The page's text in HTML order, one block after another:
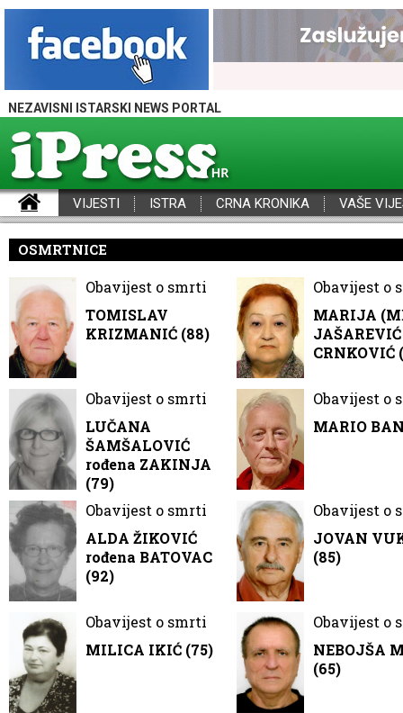
NEZAVISNI ISTARSKI NEWS PORTAL
VIJESTI ISTRA CRNA KRONIKA VAŠE
OSMRTNICE
Obavijest o smrti
TOMISLAV
KRIZMANIĆ (88)
Obavijest o
MARIJA
CRNKOVIĆ
Obavijest o smrti
LUČANA
ŠAMŠALOVIĆ
rođena ZAKINJA
(79)
Obavijest o
MARIO
Obavijest o smrti
ALDA ŽIKOVIĆ
rođena BATOVAC
(92)
Obavijest o
JOVAN
(85)
Obavijest o smrti
MILICA IKIĆ (75)
Obavijest o
NEBOJŠA
(65)